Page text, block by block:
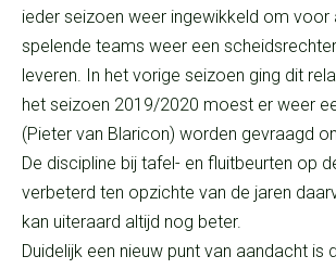
ieder seizoen weer ingewikkeld om voor
spelende teams weer een
leveren. In het vorige seizoen ging dit
het seizoen 2019/2020 moest er weer
(Pieter van Blaricon) worden gevraagd
De discipline bij tafel- en fluitbeurten op
verbeterd ten opzichte van de jaren
kan uiteraard altijd nog beter.
Duidelijk een nieuw punt van aandacht is